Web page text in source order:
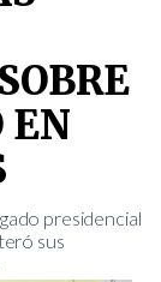
EN
presidencial
sus